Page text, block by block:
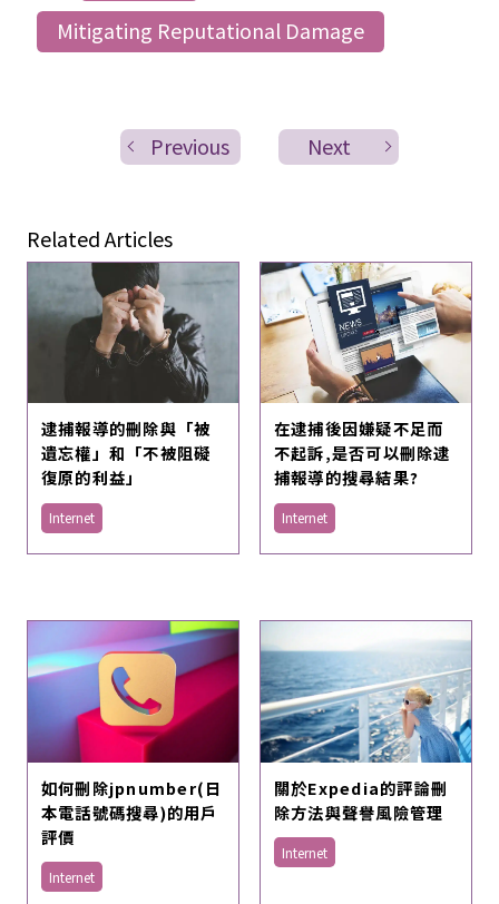
Mitigating Reputational Damage
Previous Next
Related Articles
逮捕報導的刪除與「被
遺忘權」和「不被阻礙
復原的利益」
Internet
在逮捕後因嫌疑不足而
不起訴,是否可以刪除逮
捕報導的搜尋結果?
Internet
如何刪除jpnumber(日
本電話號碼搜尋)的用戶
評價
Internet
關於Expedia的評論刪
除方法與聲譽風險管理
Internet